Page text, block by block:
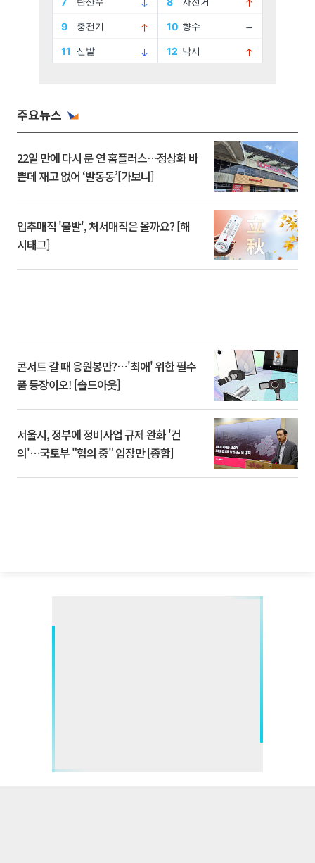
주요뉴스
22일 만에 다시 문 연 홈플러스…정상화 바
쁜데 재고 없어 ‘발동동’[가보니]
입추매직 '불발', 처서매직은 올까요? [해
시태그]
콘서트 갈 때 응원봉만?⋯'최애' 위한 필수
품 등장이오! [솔드아웃]
서울시, 정부에 정비사업 규제 완화 '건
의'⋯국토부 "협의 중" 입장만 [종합]